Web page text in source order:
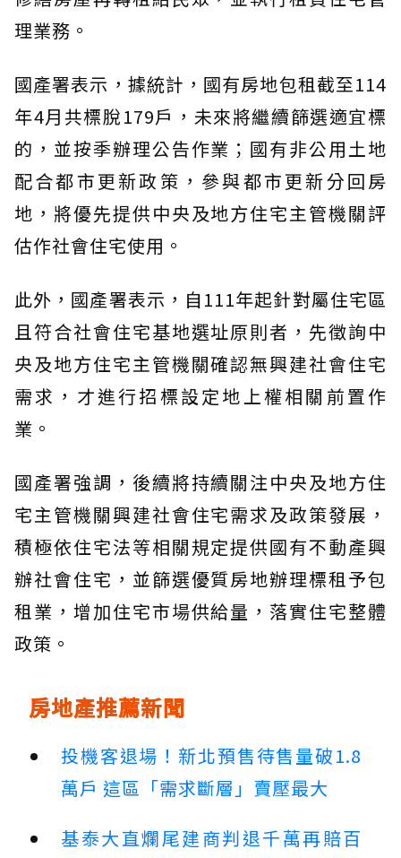
理業務。
國產署表示，據統計，國有房地包租截至114
年4月共標脫179戶，未來將繼續篩選適宜標
的，並按季辦理公告作業；國有非公用土地
配合都市更新政策，參與都市更新分回房
地，將優先提供中央及地方住宅主管機關評
估作社會住宅使用。
此外，國產署表示，自111年起針對屬住宅區
且符合社會住宅基地選址原則者，先徵詢中
央及地方住宅主管機關確認無興建社會住宅
需求，才進行招標設定地上權相關前置作
業。
國產署強調，後續將持續關注中央及地方住
宅主管機關興建社會住宅需求及政策發展，
積極依住宅法等相關規定提供國有不動產興
辦社會住宅，並篩選優質房地辦理標租予包
租業，增加住宅市場供給量，落實住宅整體
政策。
房地產推薦新聞
投機客退場！新北預售待售量破1.8
萬戶 這區「需求斷層」賣壓最大
基泰大直爛尾建商判退千萬再賠百